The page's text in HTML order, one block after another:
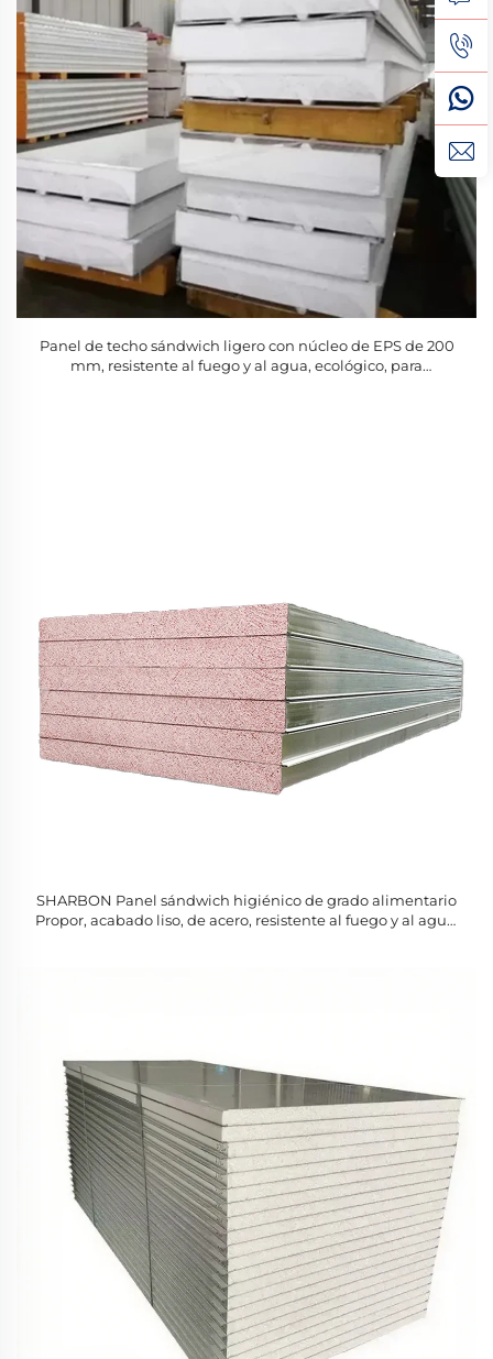
Panel de techo sándwich ligero con núcleo de EPS de 200
mm, resistente al fuego y al agua, ecológico, para
SHARBON Panel sándwich higiénico de grado alimentario
Propor, acabado liso, de acero, resistente al fuego y al agua,